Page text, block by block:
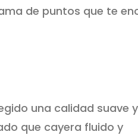
de puntos que te
una calidad suave
que cayera fluido y